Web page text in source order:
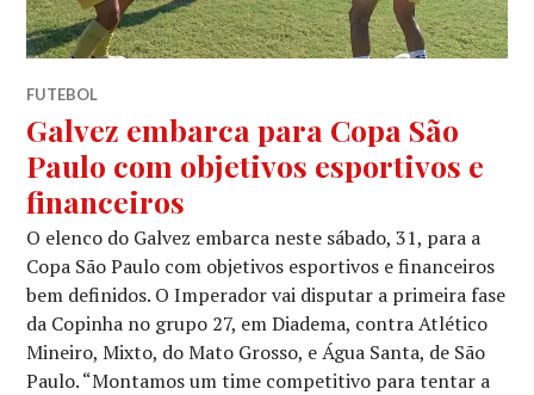
FUTEBOL
Galvez embarca para Copa São
Paulo com objetivos esportivos e
financeiros
O elenco do Galvez embarca neste sábado, 31, para a
Copa São Paulo com objetivos esportivos e financeiros
bem definidos. O Imperador vai disputar a primeira fase
da Copinha no grupo 27, em Diadema, contra Atlético
Mineiro, Mixto, do Mato Grosso, e Água Santa, de São
Paulo. “Montamos um time competitivo para tentar a